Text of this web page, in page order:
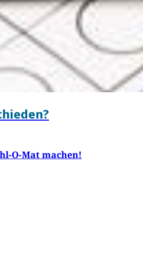
O-Mat machen!